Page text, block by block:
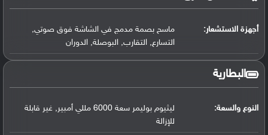
أجهزة الاستشعار:
ماسح بصمة مدمج في الشاشة فوق صوتي,
التسارع, التقارب, البوصلة, الدوران
البطارية
النوع والسعة:
ليثيوم بوليمر سعة 6000 مللي أمبير, غير قابلة
للإزالة